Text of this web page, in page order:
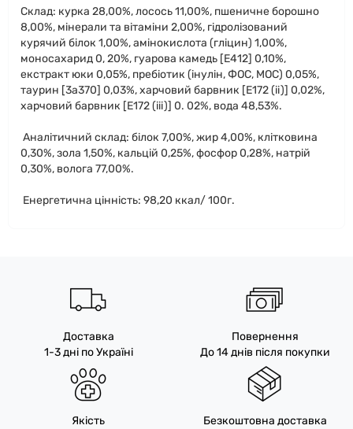
Склад: курка 28,00%, лосось 11,00%, пшеничне борошно
8,00%, мінерали та вітаміни 2,00%, гідролізований
курячий білок 1,00%, амінокислота (гліцин) 1,00%,
моносахарид 0, 20%, гуарова камедь [E412] 0,10%,
екстракт юки 0,05%, пребіотик (інулін, ФОС, МОС) 0,05%,
таурин [3a370] 0,03%, харчовий барвник [E172 (ii)] 0,02%,
харчовий барвник [E172 (iii)] 0. 02%, вода 48,53%.
Аналітичний склад: білок 7,00%, жир 4,00%, клітковина
0,30%, зола 1,50%, кальцій 0,25%, фосфор 0,28%, натрій
0,30%, волога 77,00%.
Енергетична цінність: 98,20 ккал/ 100г.
Доставка
1-3 дні по Україні
Повернення
До 14 днів після покупки
Якість
Безкоштовна доставка